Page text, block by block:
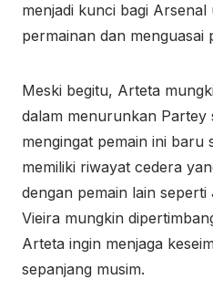
menjadi kunci bagi
permainan dan menguasai
Meski begitu, Arteta
dalam menurunkan Partey
mengingat pemain ini baru
memiliki riwayat cedera
dengan pemain lain
Vieira mungkin
Arteta ingin menjaga
sepanjang musim.